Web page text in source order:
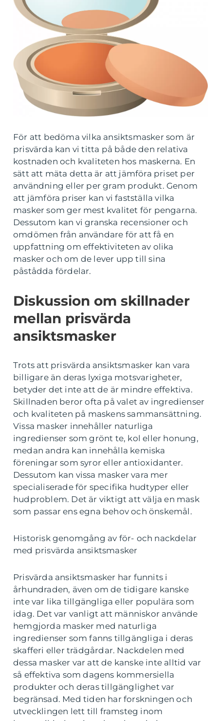
För att bedöma vilka ansiktsmasker som är
prisvärda kan vi titta på både den relativa
kostnaden och kvaliteten hos maskerna. En
sätt att mäta detta är att jämföra priset per
användning eller per gram produkt. Genom
att jämföra priser kan vi fastställa vilka
masker som ger mest kvalitet för pengarna.
Dessutom kan vi granska recensioner och
omdömen från användare för att få en
uppfattning om effektiviteten av olika
masker och om de lever upp till sina
påstådda fördelar.
Diskussion om skillnader
mellan prisvärda
ansiktsmasker
Trots att prisvärda ansiktsmasker kan vara
billigare än deras lyxiga motsvarigheter,
betyder det inte att de är mindre effektiva.
Skillnaden beror ofta på valet av ingredienser
och kvaliteten på maskens sammansättning.
Vissa masker innehåller naturliga
ingredienser som grönt te, kol eller honung,
medan andra kan innehålla kemiska
föreningar som syror eller antioxidanter.
Dessutom kan vissa masker vara mer
specialiserade för specifika hudtyper eller
hudproblem. Det är viktigt att välja en mask
som passar ens egna behov och önskemål.
Historisk genomgång av för- och nackdelar
med prisvärda ansiktsmasker
Prisvärda ansiktsmasker har funnits i
århundraden, även om de tidigare kanske
inte var lika tillgängliga eller populära som
idag. Det var vanligt att människor använde
hemgjorda masker med naturliga
ingredienser som fanns tillgängliga i deras
skafferi eller trädgårdar. Nackdelen med
dessa masker var att de kanske inte alltid var
så effektiva som dagens kommersiella
produkter och deras tillgänglighet var
begränsad. Med tiden har forskningen och
utvecklingen lett till framsteg inom